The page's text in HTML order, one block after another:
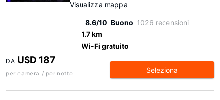
Visualizza mappa
8.6/10 Buono 1026 recensioni
1.7 km
Wi-Fi gratuito
DA USD 187
per camera / per notte Seleziona